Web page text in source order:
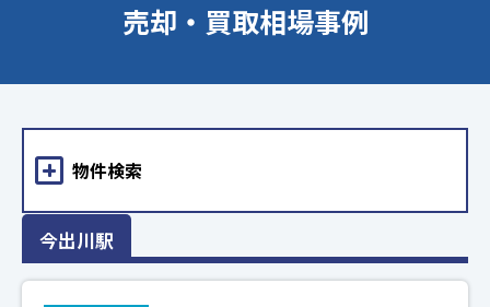
売却・買取相場事例
今出川駅
物件検索